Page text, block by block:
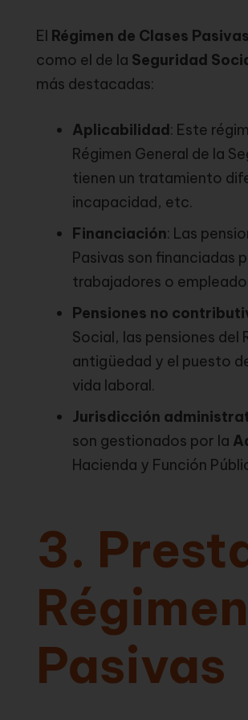
El Régimen de Clases Pasivas
como el de la Seguridad
más destacadas:
Aplicabilidad: Este
Régimen General de la
tienen un tratamiento
incapacidad, etc.
Financiación: Las
Pasivas son financiadas
trabajadores o
Pensiones no
Social, las pensiones del
antigüedad y el puesto
vida laboral.
Jurisdicción
son gestionados por la
Hacienda y Función
3.
Pasivas